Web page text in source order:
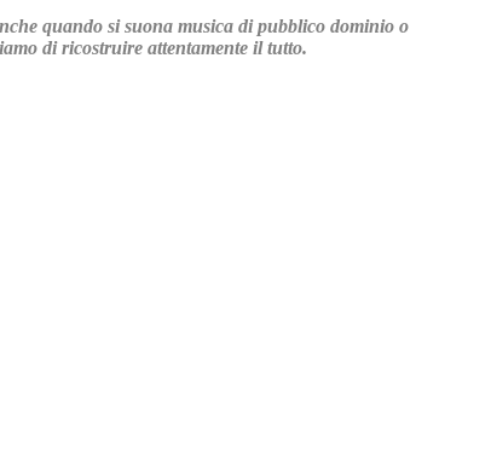
quando si suona musica di pubblico dominio o
di ricostruire attentamente il tutto.